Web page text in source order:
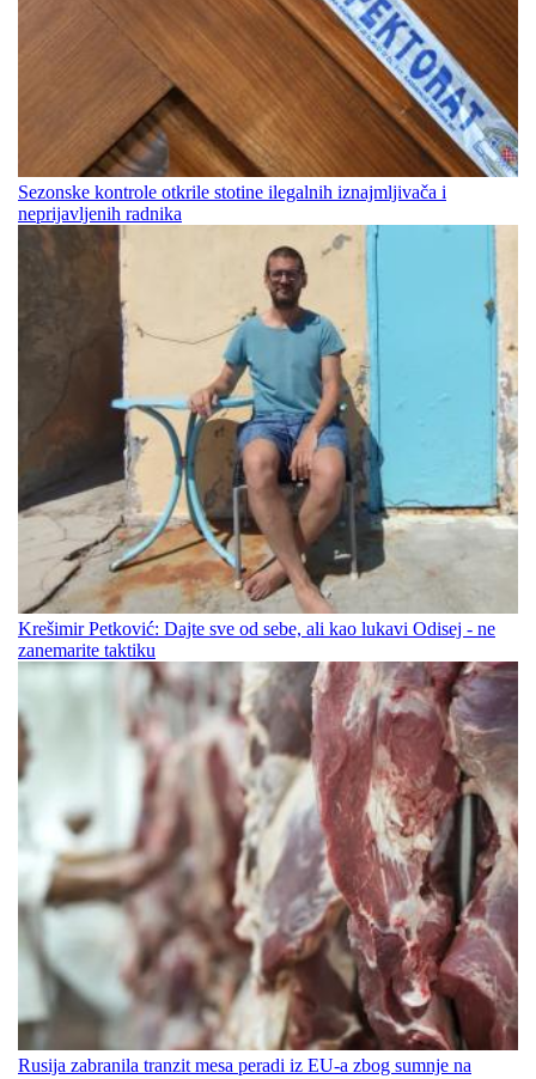
Sezonske kontrole otkrile stotine ilegalnih iznajmljivača i
neprijavljenih radnika
Krešimir Petković: Dajte sve od sebe, ali kao lukavi Odisej - ne
zanemarite taktiku
Rusija zabranila tranzit mesa peradi iz EU-a zbog sumnje na